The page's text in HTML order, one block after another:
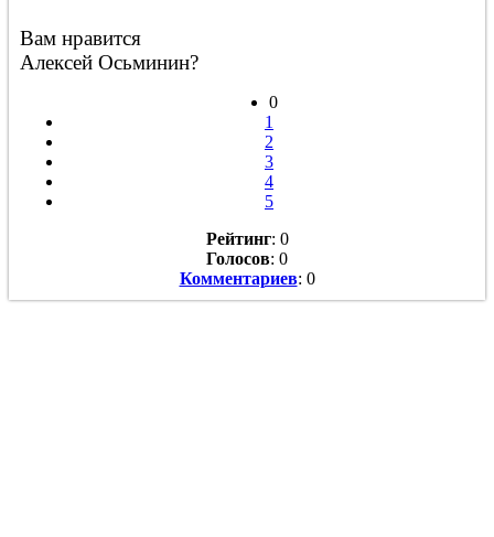
Вам нравится
Алексей Осьминин?
0
1
2
3
4
5
Рейтинг: 0
Голосов: 0
Комментариев: 0